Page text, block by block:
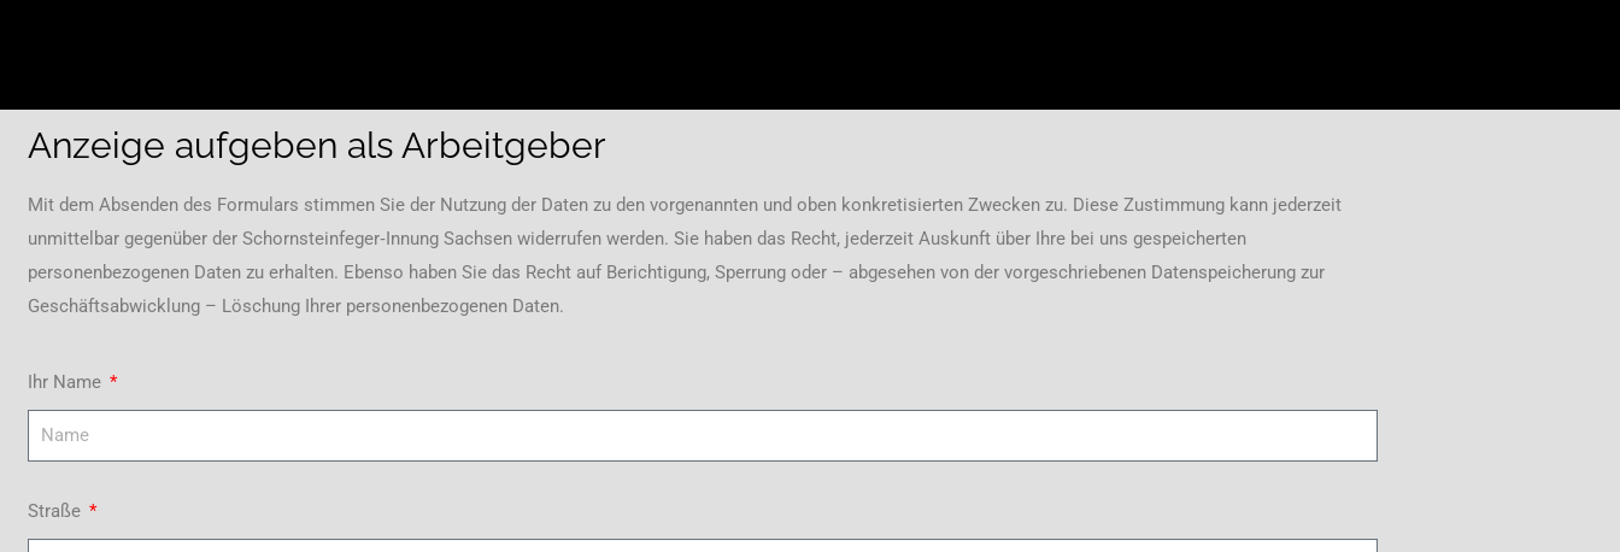
Anzeige aufgeben als Arbeitgeber
Mit dem Absenden des Formulars stimmen Sie der Nutzung der Daten zu den vorgenannten und oben konkretisierten Zwecken zu. Diese Zustimmung kann jederzeit
unmittelbar gegenüber der Schornsteinfeger‐Innung Sachsen widerrufen werden. Sie haben das Recht, jederzeit Auskunft über Ihre bei uns gespeicherten
personenbezogenen Daten zu erhalten. Ebenso haben Sie das Recht auf Berichtigung, Sperrung oder – abgesehen von der vorgeschriebenen Datenspeicherung zur
Geschäftsabwicklung – Löschung Ihrer personenbezogenen Daten.
Ihr Name
Straße